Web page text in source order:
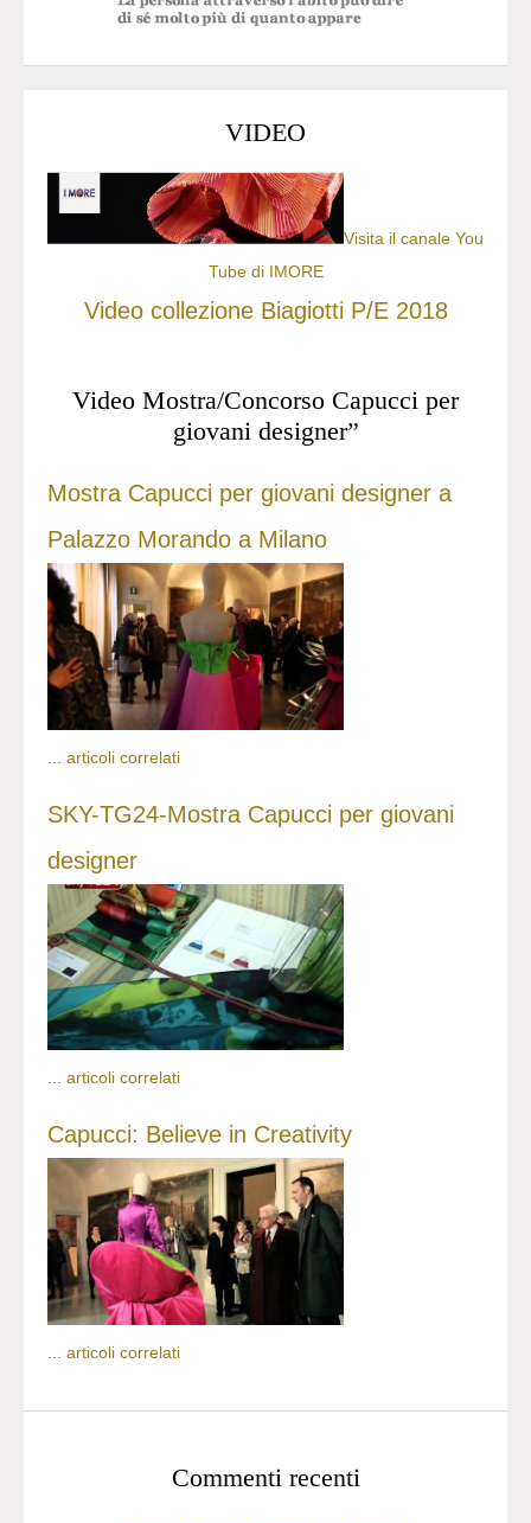
VIDEO
Visita il canale You
Tube di IMORE
Video collezione Biagiotti P/E 2018
Video Mostra/Concorso Capucci per
giovani designer”
Mostra Capucci per giovani designer a
Palazzo Morando a Milano
articoli correlati
SKY-TG24-Mostra Capucci per giovani
designer
... articoli correlati
Capucci: Believe in Creativity
articoli correlati
Commenti recenti